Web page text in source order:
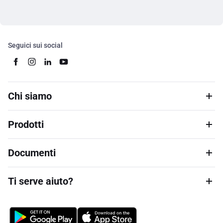
Seguici sui social
Chi siamo
Prodotti
Documenti
Ti serve aiuto?